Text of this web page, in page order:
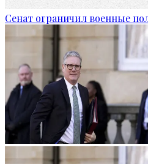
Сенат ограничил военные